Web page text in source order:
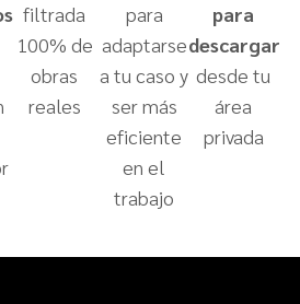
filtrada
100% de
obras
reales
para
adaptarse
a tu caso y
ser más
eficiente
en el
trabajo
para
descargar
desde tu
área
privada